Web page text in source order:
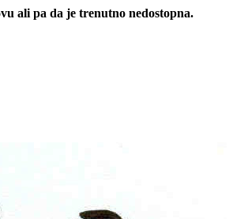
ali pa da je trenutno nedostopna.